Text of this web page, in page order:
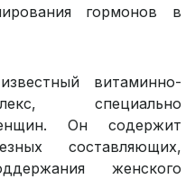
гормонов в
витаминно-
специально
Он содержит
составляющих,
женского